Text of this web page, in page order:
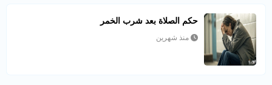
حكم الصلاة بعد شرب الخمر
منذ شهرين